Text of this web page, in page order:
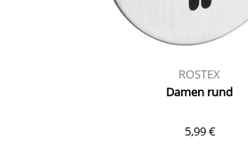
ROSTEX
Damen rund
5,99 €